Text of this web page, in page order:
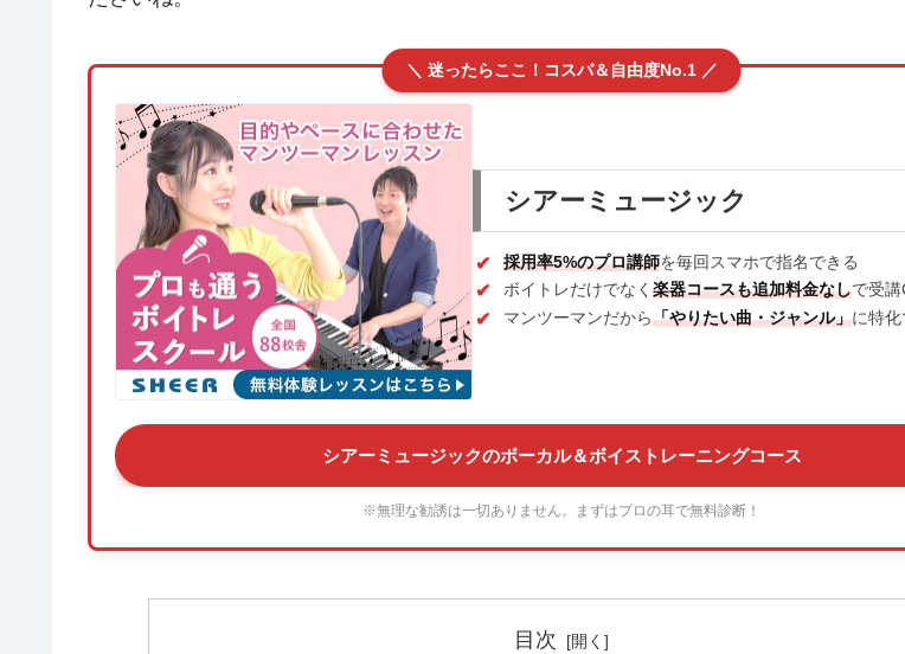
＼ 迷ったらここ！コスパ＆自由度No.1 ／
シアーミュージック
採用率5%のプロ講師を毎回スマホで指名できる
ボイトレだけでなく楽器コースも追加料金なしで受講
マンツーマンだから「やりたい曲・ジャンル」に特化
シアーミュージックのボーカル＆ボイストレーニングコース
※無理な勧誘は一切ありません。まずはプロの耳で無料診断！
目次